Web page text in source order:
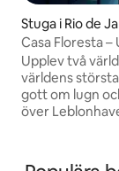
Stuga i Rio de
Casa Floresta –
View
Upplev två
världens
gott om lugn
över
beach.